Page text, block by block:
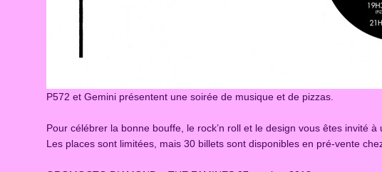
P572 et Gemini présentent une soirée de musique et de pizzas.
Pour célébrer la bonne bouffe, le rock’n roll et le design vous êtes invité
Les places sont limitées, mais 30 billets sont disponibles en pré-vente